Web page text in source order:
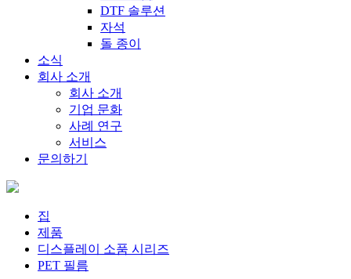
DTF 솔루션
자석
돌 종이
소식
회사 소개
회사 소개
기업 문화
사례 연구
서비스
문의하기
집
제품
디스플레이 소품 시리즈
PET 필름